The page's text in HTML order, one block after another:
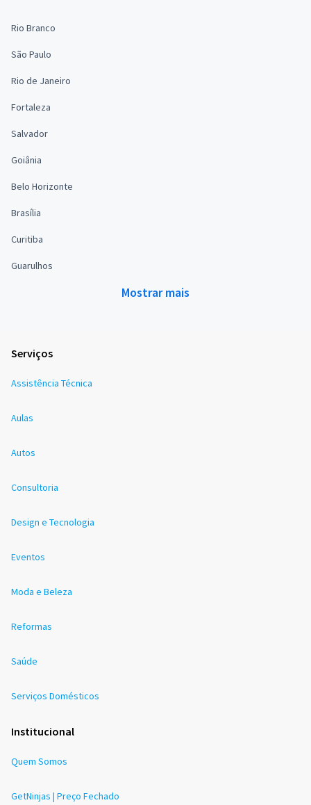
Rio Branco
São Paulo
Rio de Janeiro
Fortaleza
Salvador
Goiânia
Belo Horizonte
Brasília
Curitiba
Guarulhos
Mostrar mais
Serviços
Assistência Técnica
Aulas
Autos
Consultoria
Design e Tecnologia
Eventos
Moda e Beleza
Reformas
Saúde
Serviços Domésticos
Institucional
Quem Somos
GetNinjas | Preço Fechado